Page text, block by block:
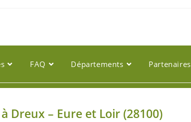
FAQ Départements Partenaires
Dreux – Eure et Loir (28100)